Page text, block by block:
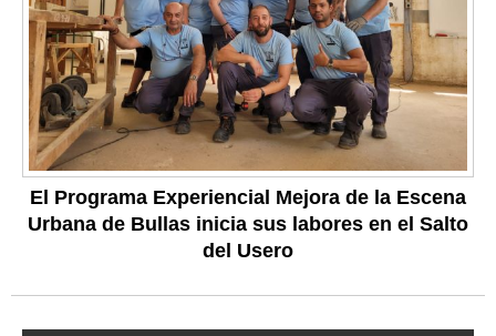
El Programa Experiencial Mejora de la Escena
Urbana de Bullas inicia sus labores en el Salto
del Usero